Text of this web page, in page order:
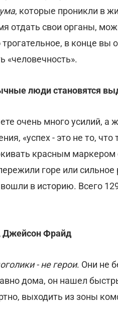
, которые проникли в
отдать свои органы,
в конце вы
«человечность».
люди становятся
очень много усилий, а
«успех - это не то,
красным маркером
горе или сильное
в историю. Всего
Джейсон Фрайд
- не герои. Они не
дома, он нашел
выходить из зоны